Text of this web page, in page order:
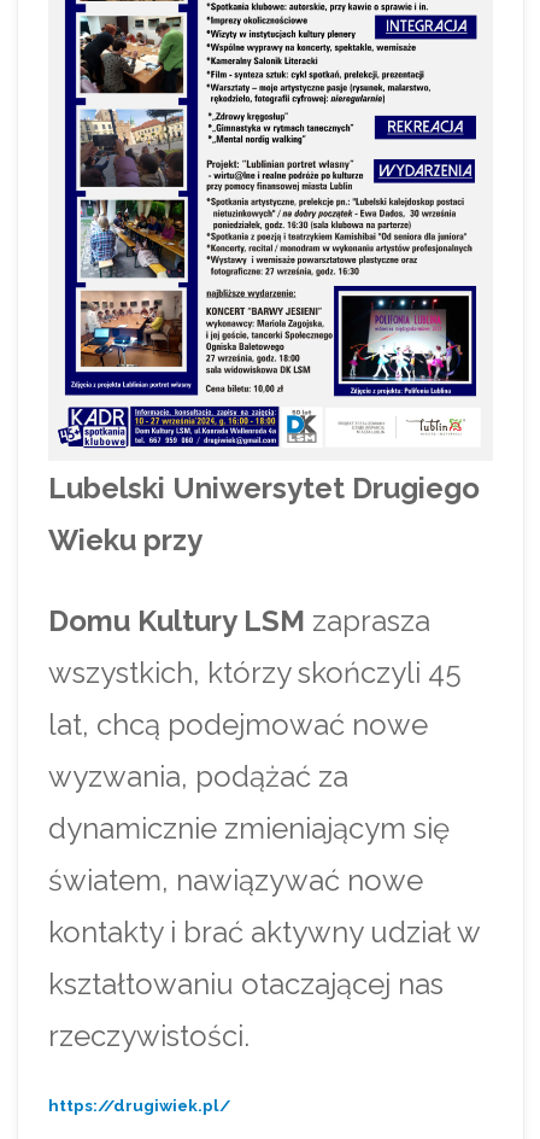
Lubelski Uniwersytet Drugiego
Wieku przy
Domu Kultury LSM zaprasza
wszystkich, którzy skończyli 45
lat, chcą podejmować nowe
wyzwania, podążać za
dynamicznie zmieniającym się
światem, nawiązywać nowe
kontakty i brać aktywny udział w
kształtowaniu otaczającej nas
rzeczywistości.
https://drugiwiek.pl/